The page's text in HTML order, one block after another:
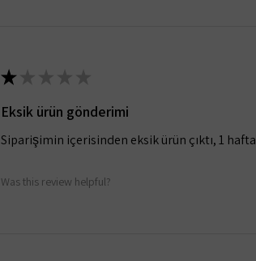
★
Eksik ürün gönderimi
Siparişimin içerisinden eksik ürün çıktı, 1
Was this review helpful?